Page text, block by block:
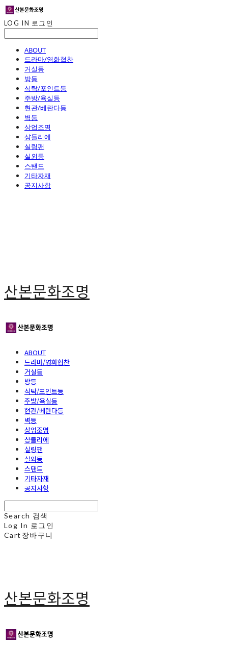
LOG IN 로그인
ABOUT
드라마/영화협찬
거실등
방등
식탁/포인트등
주방/욕실등
현관/베란다등
벽등
상업조명
샹들리에
실링팬
실외등
스탠드
기타자재
공지사항
산본문화조명
ABOUT
드라마/영화협찬
거실등
방등
식탁/포인트등
주방/욕실등
현관/베란다등
벽등
상업조명
샹들리에
실링팬
실외등
스탠드
기타자재
공지사항
Search 검색
Log In 로그인
Cart 장바구니
산본문화조명